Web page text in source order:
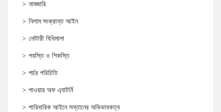
নামজারি
নিলাম সংক্রান্ত আইন
নোটারী বিধিমালা
পয়স্তি ও শিকস্তি
পর্চর পরিচিতি
পাওয়ার অফ এ্যাটর্নি
পারিবারিক আইনে সন্তানের অভিভাবকত্ব